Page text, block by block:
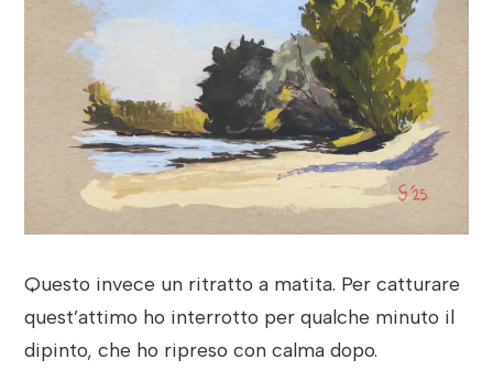
Questo invece un ritratto a matita. Per catturare
quest’attimo ho interrotto per qualche minuto il
dipinto, che ho ripreso con calma dopo.